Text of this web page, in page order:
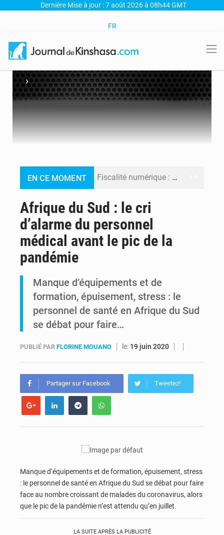
Dernière Mise à jour : 7 août 2026 à 08h44 GMT
FR
›
EN CE MOMENT Fiscalité numérique : Seules les startups bénéficient de l’exonération, mais l’arrêté interministériel reste en vigueur (Mise au point)
Afrique du Sud : le cri
d’alarme du personnel
médical avant le pic de la
pandémie
Manque d‘équipements et de
formation, épuisement, stress : le
personnel de santé en Afrique du Sud
se débat pour faire…
PUBLIÉ PAR FLORINE MOUANO le: 19 juin 2020
Partager sur Facebook Tweetez!
Manque d‘équipements et de formation, épuisement, stress
: le personnel de santé en Afrique du Sud se débat pour faire
face au nombre croissant de malades du coronavirus, alors
que le pic de la pandémie n’est attendu qu’en juillet.
LA SUITE APRÈS LA PUBLICITÉ